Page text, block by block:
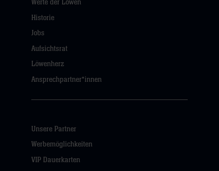
Werte der Löwen
Historie
Jobs
Aufsichtsrat
Löwenherz
Ansprechpartner*innen
Unsere Partner
Werbemöglichkeiten
VIP Dauerkarten